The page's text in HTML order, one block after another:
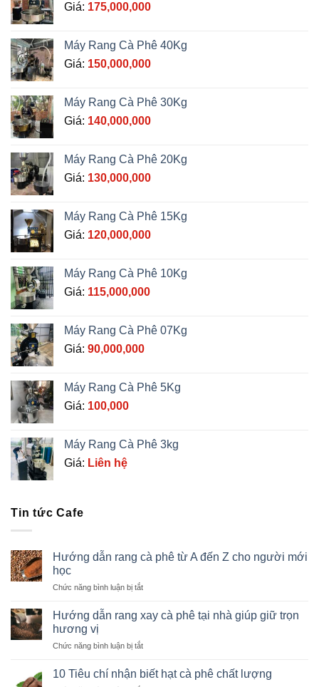
Giá: 175,000,000
Máy Rang Cà Phê 40Kg
Giá: 150,000,000
Máy Rang Cà Phê 30Kg
Giá: 140,000,000
Máy Rang Cà Phê 20Kg
Giá: 130,000,000
Máy Rang Cà Phê 15Kg
Giá: 120,000,000
Máy Rang Cà Phê 10Kg
Giá: 115,000,000
Máy Rang Cà Phê 07Kg
Giá: 90,000,000
Máy Rang Cà Phê 5Kg
Giá: 100,000
Máy Rang Cà Phê 3kg
Giá: Liên hệ
Tin tức Cafe
Hướng dẫn rang cà phê từ A đến Z cho người mới
học
Chức năng bình luận bị tắtở
rang
phê
A
Hướng dẫn rang xay cà phê tại nhà giúp giữ trọn
hương vị
Chức năng bình luận bị tắtở
dẫn
10 Tiêu chí nhận biết hạt cà phê chất lượng